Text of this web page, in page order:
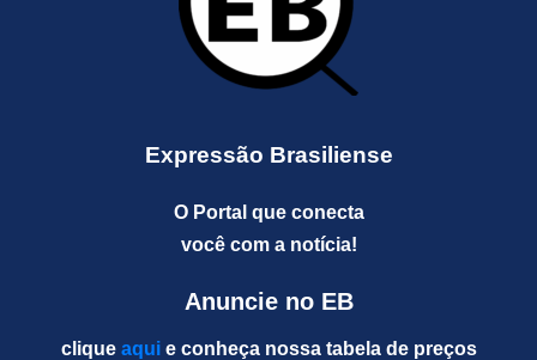
Expressão Brasiliense
O Portal que conecta
você com a notícia!
Anuncie no EB
clique aquie conheça nossa tabela de preços